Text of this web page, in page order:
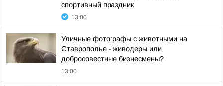
спортивный праздник
13:00
Уличные фотографы с животными на
Ставрополье - живодеры или
добросовестные бизнесмены?
13:00